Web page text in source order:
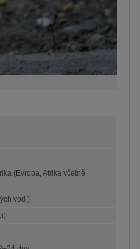
(Evropa, Afrika včetně
vod )